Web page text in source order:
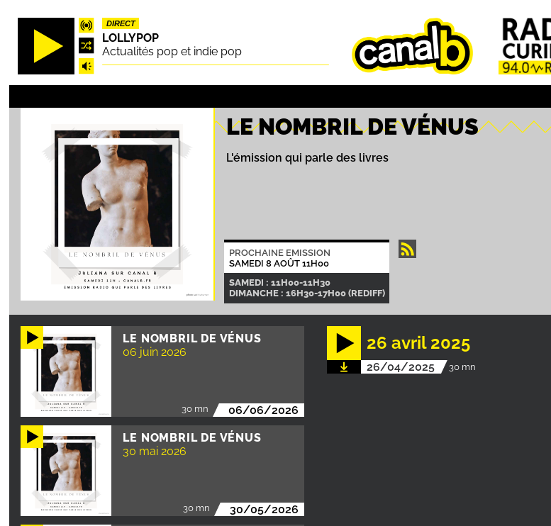
Aller
principal
DIRECT
LOLLYPOP
Actualités pop et indie pop
LE NOMBRIL DE VÉNUS
L'émission qui parle des livres
PROCHAINE EMISSION
SAMEDI 8 AOÛT 11H00
SAMEDI : 11H00-11H30
DIMANCHE : 16H30-17H00 (REDIFF)
LE NOMBRIL DE VÉNUS
06 juin 2026
30 mn 06/06/2026
LE NOMBRIL DE VÉNUS
30 mai 2026
30 mn 30/05/2026
26 avril 2025
26/04/2025 30 mn